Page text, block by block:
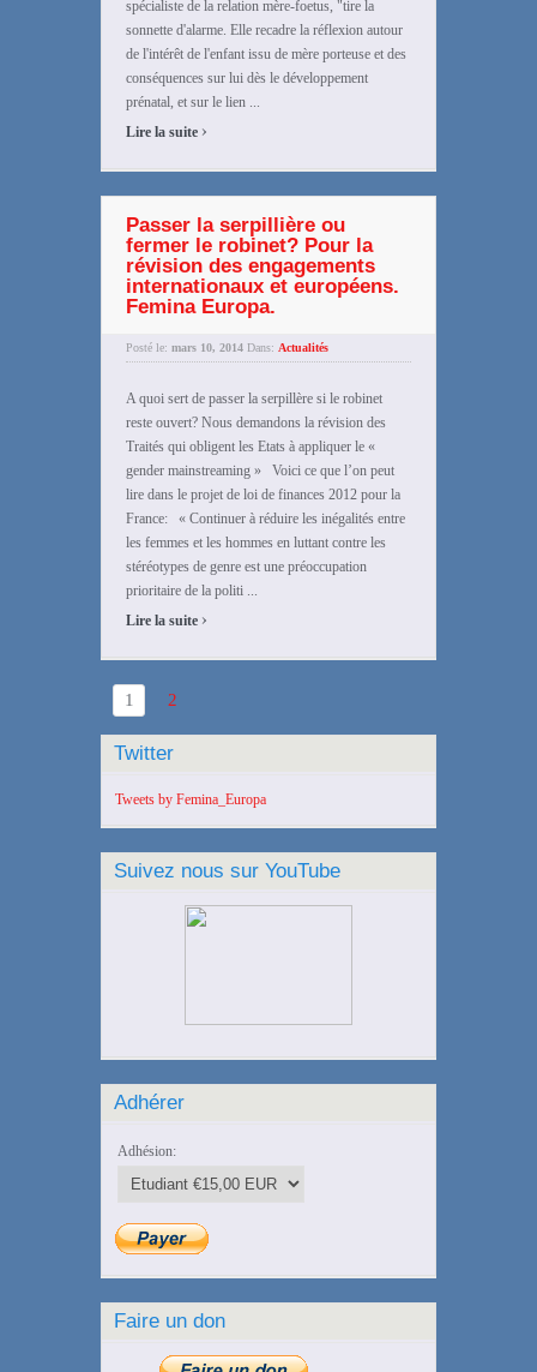
spécialiste de la relation mère-foetus, "tire la
sonnette d'alarme. Elle recadre la réflexion autour
de l'intérêt de l'enfant issu de mère porteuse et des
conséquences sur lui dès le développement
prénatal, et sur le lien ...
Lire la suite ›
Passer la serpillière ou
fermer le robinet? Pour la
révision des engagements
internationaux et européens.
Femina Europa.
Posté le: mars 10, 2014 Dans: Actualités
A quoi sert de passer la serpillère si le robinet
reste ouvert? Nous demandons la révision des
Traités qui obligent les Etats à appliquer le «
gender mainstreaming » Voici ce que l’on peut
lire dans le projet de loi de finances 2012 pour la
France: « Continuer à réduire les inégalités entre
les femmes et les hommes en luttant contre les
stéréotypes de genre est une préoccupation
prioritaire de la politi ...
Lire la suite ›
1 2
Twitter
Tweets by Femina_Europa
Suivez nous sur YouTube
Adhérer
Adhésion:
Faire un don